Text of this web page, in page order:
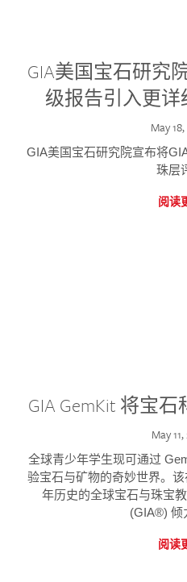
GIA美国宝石研究
级报告引入更详
May
GIA美国宝石研究院宣布将
珠层
阅读
GIA GemKit 将宝
May
全球青少年学生现可通过
验宝石与矿物的奇妙世界。
年历史的全球宝石与珠宝
(GIA®) 倾
阅读